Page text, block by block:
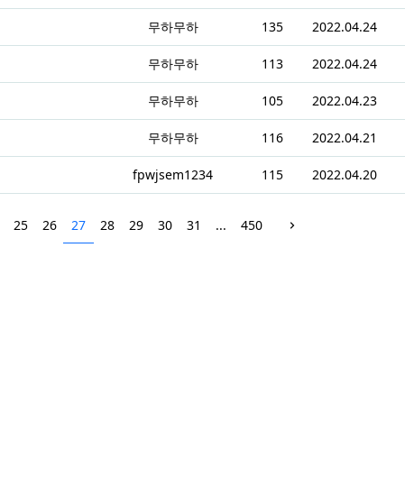
무하무하 135 2022.04.24
무하무하 113 2022.04.24
무하무하 105 2022.04.23
무하무하 116 2022.04.21
fpwjsem1234 115 2022.04.20
25 26 27 28 29 30 31 ... 450